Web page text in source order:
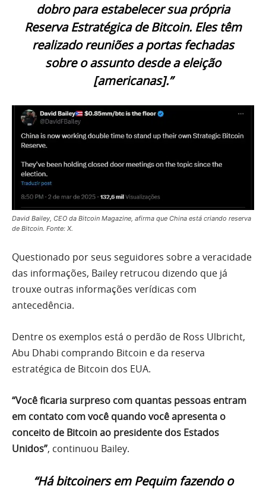
dobro para estabelecer sua própria
Reserva Estratégica de Bitcoin. Eles têm
realizado reuniões a portas fechadas
sobre o assunto desde a eleição
[americanas].”
David Bailey, CEO da Bitcoin Magazine, afirma que China está criando reserva
de Bitcoin. Fonte: X.
Questionado por seus seguidores sobre a veracidade
das informações, Bailey retrucou dizendo que já
trouxe outras informações verídicas com
antecedência.
Dentre os exemplos está o perdão de Ross Ulbricht,
Abu Dhabi comprando Bitcoin e da reserva
estratégica de Bitcoin dos EUA.
“Você ficaria surpreso com quantas pessoas entram
em contato com você quando você apresenta o
conceito de Bitcoin ao presidente dos Estados
Unidos”, continuou Bailey.
“Há bitcoiners em Pequim fazendo o